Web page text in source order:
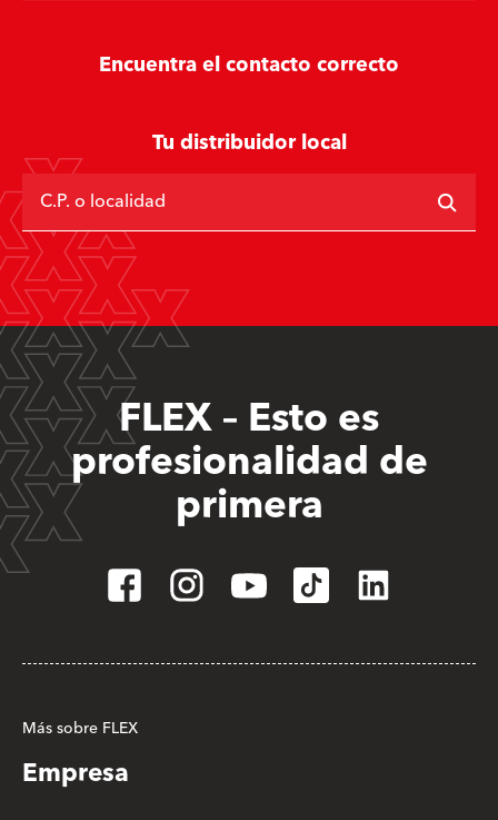
Encuentra el contacto correcto
Tu distribuidor local
C.P. o localidad
FLEX – Esto es
profesionalidad de
primera
Más sobre FLEX
Empresa